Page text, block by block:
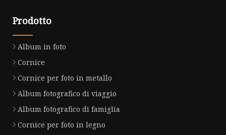
Prodotto
Album in foto
Cornice
Cornice per foto in metallo
Album fotografico di viaggio
Album fotografico di famiglia
Cornice per foto in legno